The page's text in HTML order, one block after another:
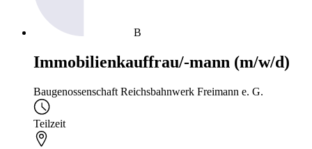
B
Immobilienkauffrau/-mann (m/w/d)
Baugenossenschaft Reichsbahnwerk Freimann e. G.
Teilzeit